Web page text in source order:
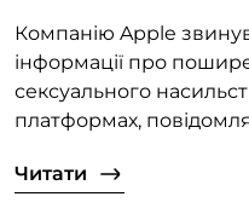
Компанію Apple
інформації про
сексуального
платформах,
Читати